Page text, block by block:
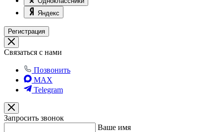
Яндекс
Регистрация
Связаться с нами
Позвонить
MAX
Telegram
Запросить звонок
Ваше имя